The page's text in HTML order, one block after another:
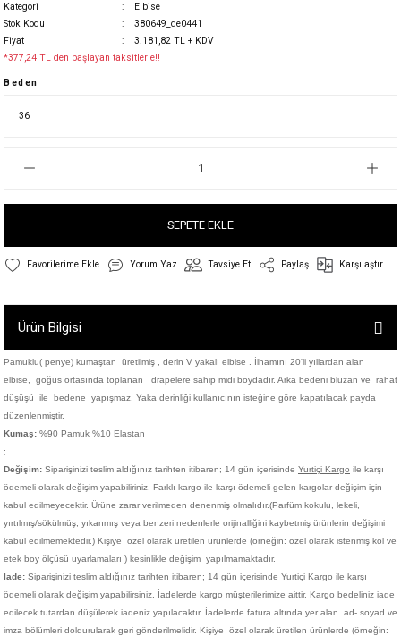
Kategori
Elbise
Stok Kodu
380649_de0441
Fiyat
3.181,82 TL + KDV
*377,24 TL den başlayan taksitlerle!!
Beden
SEPETE EKLE
Yorum Yaz Tavsiye Et Paylaş Karşılaştır
Ürün Bilgisi
Pamuklu( penye) kumaştan üretilmiş , derin V yakalı elbise . İlhamını 20'li yıllardan alan
elbise, göğüs ortasında toplanan drapelere sahip midi boydadır. Arka bedeni bluzan ve rahat
düşüşü ile bedene yapışmaz. Yaka derinliği kullanıcının isteğine göre kapatılacak payda
düzenlenmiştir.
Kumaş: %90 Pamuk %10 Elastan
;
Değişim: Siparişinizi teslim aldığınız tarihten itibaren; 14 gün içerisinde Yurtiçi Kargo ile karşı
ödemeli olarak değişim yapabiliriniz. Farklı kargo ile karşı ödemeli gelen kargolar değişim için
kabul edilmeyecektir. Ürüne zarar verilmeden denenmiş olmalıdır.(Parfüm kokulu, lekeli,
yırtılmış/sökülmüş, yıkanmış veya benzeri nedenlerle orijinalliğini kaybetmiş ürünlerin değişimi
kabul edilmemektedir.) Kişiye
özel olarak üretilen ürünlerde (örneğin: özel olarak istenmiş kol ve
etek boy ölçüsü uyarlamaları ) kesinlikle değişim yapılmamaktadır.
İade: Siparişinizi teslim aldığınız tarihten itibaren; 14 gün içerisinde Yurtiçi Kargo ile karşı
ödemeli olarak değişim yapabilirsiniz. İadelerde kargo müşterilerimize aittir. Kargo bedeliniz iade
edilecek tutardan düşülerek iadeniz yapılacaktır. İadelerde fatura altında yer alan ad- soyad ve
imza bölümleri doldurularak geri gönderilmelidir. Kişiye
özel olarak üretilen ürünlerde (örneğin: